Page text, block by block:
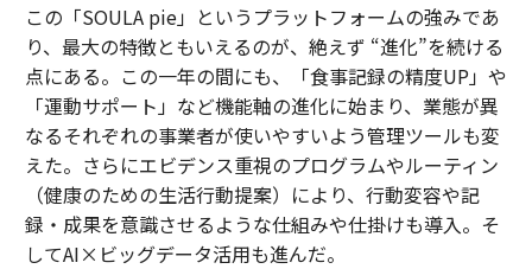
この「SOULA pie」というプラットフォームの強みであ
り、最大の特徴ともいえるのが、絶えず “進化”を続ける
点にある。この一年の間にも、「食事記録の精度UP」や
「運動サポート」など機能軸の進化に始まり、業態が異
なるそれぞれの事業者が使いやすいよう管理ツールも変
えた。さらにエビデンス重視のプログラムやルーティン
（健康のための生活行動提案）により、行動変容や記
録・成果を意識させるような仕組みや仕掛けも導入。そ
してAI×ビッグデータ活用も進んだ。